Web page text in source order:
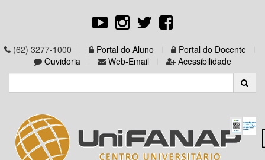
(62) 3277-1000 Portal do Aluno
Portal do Docente
Ouvidoria
Web-Email Acessibilidade